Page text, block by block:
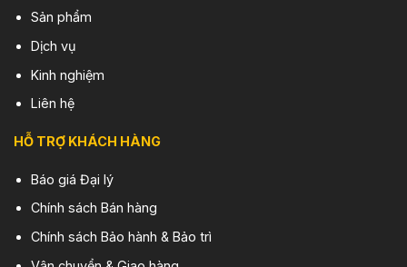
Sản phẩm
Dịch vụ
Kinh nghiệm
Liên hệ
HỖ TRỢ KHÁCH HÀNG
Báo giá Đại lý
Chính sách Bán hàng
Chính sách Bảo hành & Bảo trì